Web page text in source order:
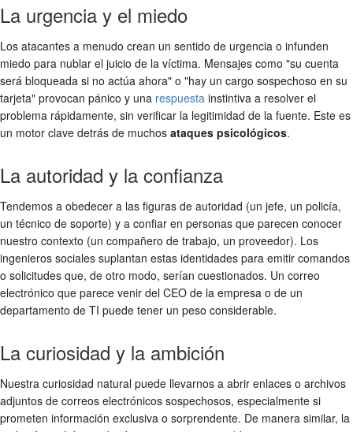
La urgencia y el miedo
Los atacantes a menudo crean un sentido de urgencia o infunden
miedo para nublar el juicio de la víctima. Mensajes como "su cuenta
será bloqueada si no actúa ahora" o "hay un cargo sospechoso en su
tarjeta" provocan pánico y una respuesta instintiva a resolver el
problema rápidamente, sin verificar la legitimidad de la fuente. Este es
un motor clave detrás de muchos ataques psicológicos.
La autoridad y la confianza
Tendemos a obedecer a las figuras de autoridad (un jefe, un policía,
un técnico de soporte) y a confiar en personas que parecen conocer
nuestro contexto (un compañero de trabajo, un proveedor). Los
ingenieros sociales suplantan estas identidades para emitir comandos
o solicitudes que, de otro modo, serían cuestionados. Un correo
electrónico que parece venir del CEO de la empresa o de un
departamento de TI puede tener un peso considerable.
La curiosidad y la ambición
Nuestra curiosidad natural puede llevarnos a abrir enlaces o archivos
adjuntos de correos electrónicos sospechosos, especialmente si
prometen información exclusiva o sorprendente. De manera similar, la